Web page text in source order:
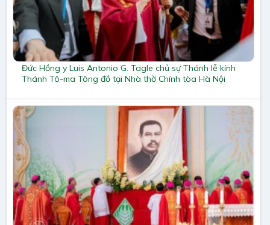
Đức Hồng y Luis Antonio G. Tagle chủ sự Thánh lễ kính
Thánh Tô-ma Tông đồ tại Nhà thờ Chính tòa Hà Nội